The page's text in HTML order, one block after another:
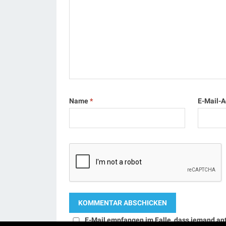
Name* E-Mail-
E-Mail empfangen im Falle, dass jemand